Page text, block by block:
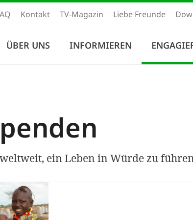
Kontakt TV-Magazin Liebe Freunde
ÜBER UNS INFORMIEREN
ein Leben in Würde zu